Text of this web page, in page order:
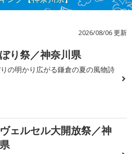
2026/08/06 更新
り祭／神奈川県
の明かり広がる鎌倉の夏の風物詩
ェルセル大開放祭／神